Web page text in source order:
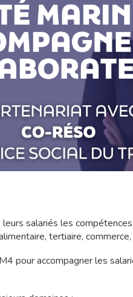
salariés les compétences
tertiaire, commerce,
pour accompagner les